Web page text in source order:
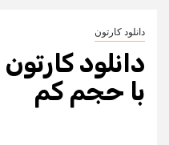
دانلود کارتون
با حجم کم